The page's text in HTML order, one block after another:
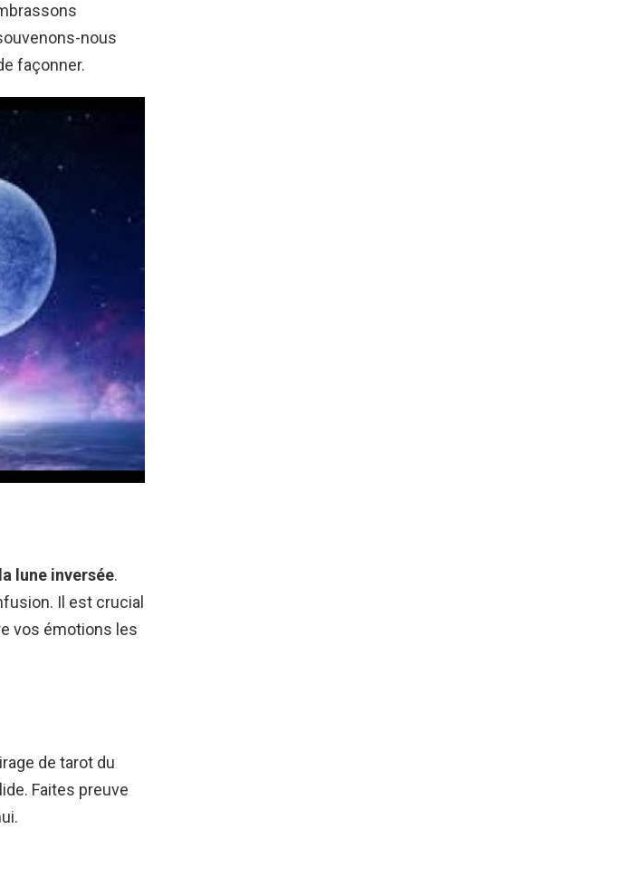
nous
façonner.
la lune inversée.
Il est crucial
vos émotions les
de tarot du
Faites preuve